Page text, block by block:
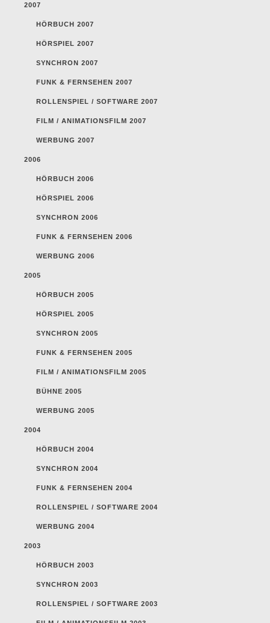
2007
HÖRBUCH 2007
HÖRSPIEL 2007
SYNCHRON 2007
FUNK & FERNSEHEN 2007
ROLLENSPIEL / SOFTWARE 2007
FILM / ANIMATIONSFILM 2007
WERBUNG 2007
2006
HÖRBUCH 2006
HÖRSPIEL 2006
SYNCHRON 2006
FUNK & FERNSEHEN 2006
WERBUNG 2006
2005
HÖRBUCH 2005
HÖRSPIEL 2005
SYNCHRON 2005
FUNK & FERNSEHEN 2005
FILM / ANIMATIONSFILM 2005
BÜHNE 2005
WERBUNG 2005
2004
HÖRBUCH 2004
SYNCHRON 2004
FUNK & FERNSEHEN 2004
ROLLENSPIEL / SOFTWARE 2004
WERBUNG 2004
2003
HÖRBUCH 2003
SYNCHRON 2003
ROLLENSPIEL / SOFTWARE 2003